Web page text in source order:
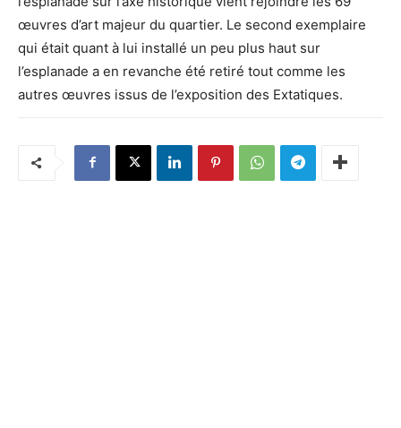
œuvres d’art majeur du quartier. Le second exemplaire
qui était quant à lui installé un peu plus haut sur
l’esplanade a en revanche été retiré tout comme les
autres œuvres issus de l’exposition des Extatiques.